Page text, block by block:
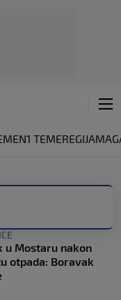
N1 TEMEREGIJA
u Mostaru nakon
otpada: Boravak